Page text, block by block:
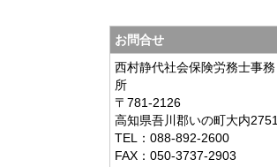
お問合せ
西村静代社会保険労務士事務
所
〒781-2126
高知県吾川郡いの町大内2751
TEL：088-892-2600
FAX：050-3737-2903